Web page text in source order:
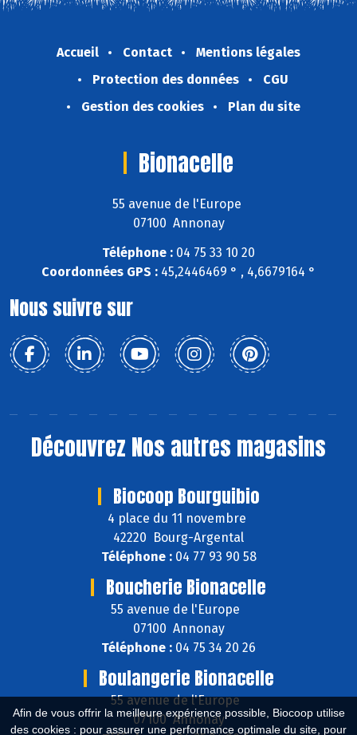
Afin de vous offrir la meilleure expérience possible, Biocoop utilise
des cookies : pour assurer une performance optimale du site, pour
Accueil Contact
Mentions légales
Protection des données
CGU
Gestion des cookies
Plan du site
Bionacelle
55 avenue de l'Europe
07100 Annonay
Téléphone : 04 75 33 10 20
Coordonnées GPS : 45,2446469 ° , 4,6679164 °
Nous suivre sur
Découvrez Nos autres magasins
Biocoop Bourguibio
4 place du 11 novembre
42220 Bourg-Argental
Téléphone :04 77 93 90 58
Boucherie Bionacelle
55 avenue de l'Europe
07100 Annonay
Téléphone : 04 75 34 20 26
Boulangerie Bionacelle
55 avenue de l'Europe
07100 Annonay